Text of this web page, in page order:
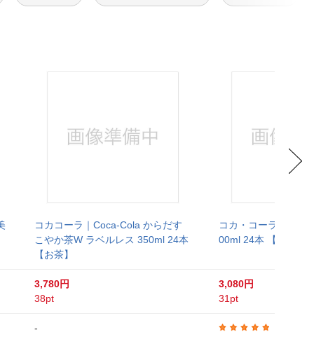
コカコーラ｜Coca-Cola からだす
こやか茶W ラベルレス 350ml 24本
【お茶】
3,780円
38pt
-
コカ・コーラ｜
00ml 24本 【お茶】
3,080円
31pt